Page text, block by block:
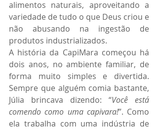
alimentos naturais, aproveitando a
variedade de tudo o que Deus criou e
não abusando na ingestão de
produtos industrializados.
A história da CapiMara começou há
dois anos, no ambiente familiar, de
forma muito simples e divertida.
Sempre que alguém comia bastante,
Júlia brincava dizendo: “Você está
comendo como uma capivara!”. Como